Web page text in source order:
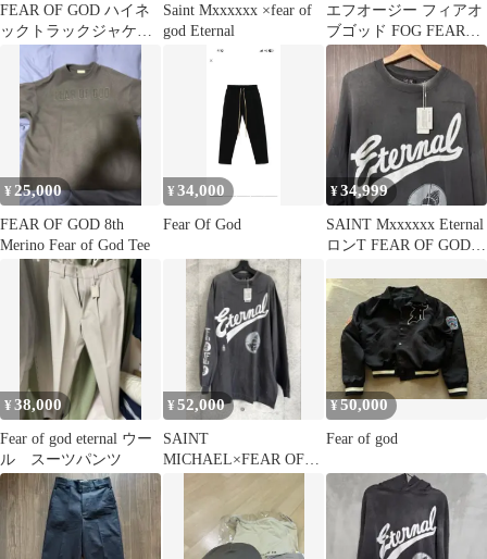
FEAR OF GOD ハイネ
ックトラックジャケッ
ト定価282,700円 S
Saint Mxxxxxx ×fear of
god Eternal
エフオージー フィアオ
ブゴッド FOG FEAR
OF GOD ETERNAL
COLLECTION
SWEATPANT スウェッ
トパンツ イージーパン
ツ XS ベージュ ☆AA★
¥ 25,000
FEAR OF GOD 8th
Merino Fear of God Tee
¥34,000
Fear Of God
¥34,999
SAINT Mxxxxxx Eternal
ロンT FEAR OF GOD
¥38,000
Fear of god eternal ウー
ル スーツパンツ
¥52,000
SAINT
MICHAEL×FEAR OF
¥50,000
Fear of god